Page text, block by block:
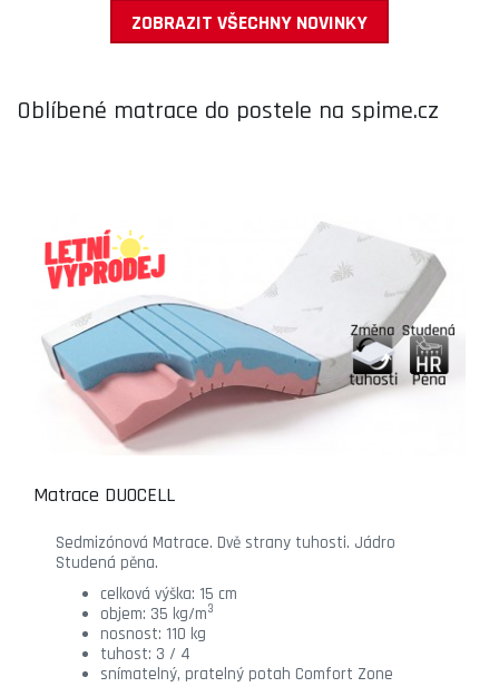
ZOBRAZIT VŠECHNY NOVINKY
Oblíbené matrace do postele na spime.cz
Matrace DUOCELL
Sedmizónová Matrace. Dvě strany tuhosti. Jádro
Studená pěna.
celková výška: 15 cm
objem: 35 kg/m3
nosnost: 110 kg
tuhost: 3 / 4
snímatelný, pratelný potah Comfort Zone